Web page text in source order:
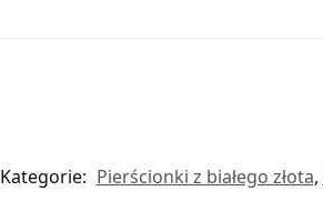
Kategorie: Pierścionki z białego złota,